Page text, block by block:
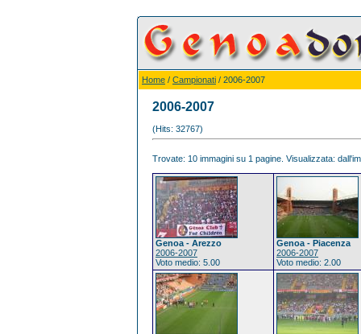
Home / Campionati / 2006-2007
2006-2007
(Hits: 32767)
Trovate: 10 immagini su 1 pagine. Visualizzata:
Genoa - Arezzo
2006-2007
Voto medio: 5.00
Genoa - Piacenza
2006-2007
Voto medio: 2.00